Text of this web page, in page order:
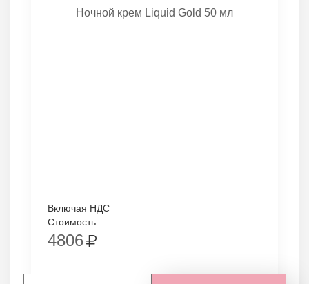
Ночной крем Liquid Gold 50 мл
Включая НДС
Стоимость:
4806